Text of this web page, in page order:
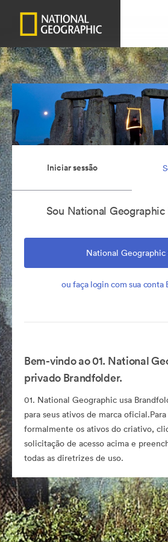
Iniciar sessão
Sou National
National Geographic
ou faça login com sua conta
Bem-vindo ao 01. National
privado Brandfolder.
01. National Geographic usa
para seus ativos de marca
formalmente os ativos do criativo,
solicitação de acesso acima e
todas as diretrizes de uso.